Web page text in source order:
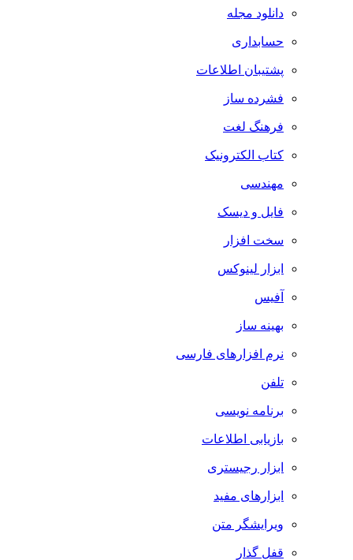
دانلود مجله
حسابداری
پشتیبان اطلاعات
فشرده ساز
فرهنگ لغت
کتاب الکترونیک
مهندسی
فایل و دیسک
سخت افزار
ابزار لینوکس
آفیس
بهینه ساز
نرم افزارهای فارسی
تلفن
برنامه نویسی
بازیابی اطلاعات
ابزار رجیستری
ابزارهای مفید
ویرایشگر متن
قفل گذار